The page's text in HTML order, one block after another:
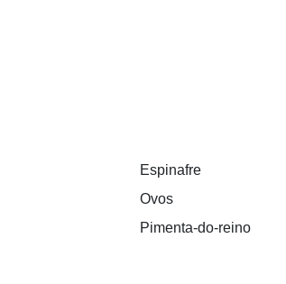
Espinafre
Ovos
Pimenta-do-reino